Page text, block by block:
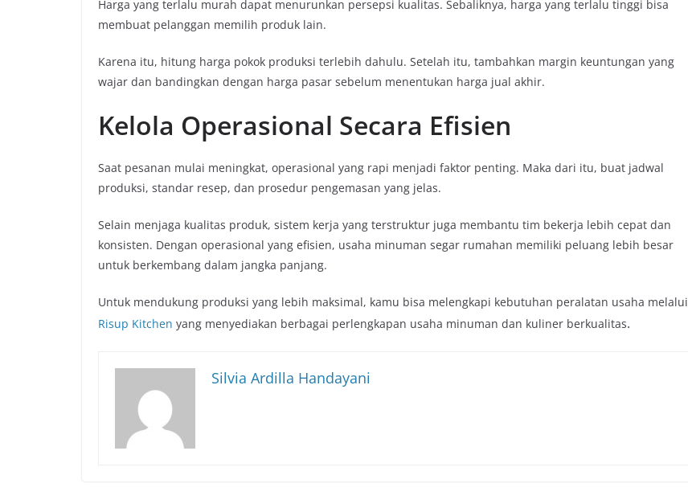
Harga yang terlalu murah dapat menurunkan persepsi kualitas. Sebaliknya, harga yang terlalu tinggi bisa
membuat pelanggan memilih produk lain.
Karena itu, hitung harga pokok produksi terlebih dahulu. Setelah itu, tambahkan margin keuntungan yang
wajar dan bandingkan dengan harga pasar sebelum menentukan harga jual akhir.
Kelola Operasional Secara Efisien
Saat pesanan mulai meningkat, operasional yang rapi menjadi faktor penting. Maka dari itu, buat jadwal
produksi, standar resep, dan prosedur pengemasan yang jelas.
Selain menjaga kualitas produk, sistem kerja yang terstruktur juga membantu tim bekerja lebih cepat dan
konsisten. Dengan operasional yang efisien, usaha minuman segar rumahan memiliki peluang lebih besar
untuk berkembang dalam jangka panjang.
Untuk mendukung produksi yang lebih maksimal, kamu bisa melengkapi kebutuhan peralatan usaha melalui
Risup Kitchen yang menyediakan berbagai perlengkapan usaha minuman dan kuliner berkualitas.
Silvia Ardilla Handayani